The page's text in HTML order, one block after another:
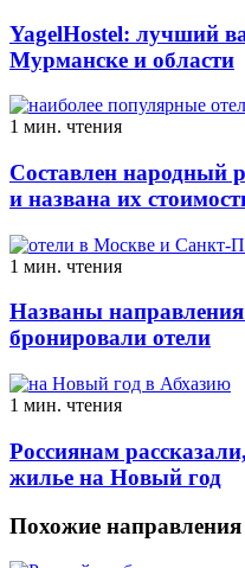
YagelHostel: лучший
Мурманске и области
1 мин. чтения
Составлен народный
и названа их
1 мин. чтения
Названы направления
бронировали отели
1 мин. чтения
Россиянам
жилье на Новый год
Похожие направления